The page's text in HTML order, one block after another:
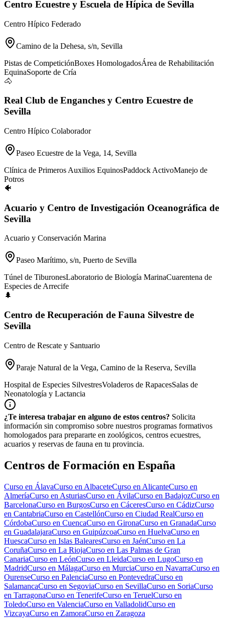
Centro Ecuestre y Escuela de Hípica de Sevilla
Centro Hípico Federado
Camino de la Dehesa, s/n, Sevilla
Pistas de CompeticiónBoxes HomologadosÁrea de Rehabilitación
EquinaSoporte de Cría
🐴
Real Club de Enganches y Centro Ecuestre de
Sevilla
Centro Hípico Colaborador
Paseo Ecuestre de la Vega, 14, Sevilla
Clínica de Primeros Auxilios EquinosPaddock ActivoManejo de
Potros
🐠
Acuario y Centro de Investigación Oceanográfica de
Sevilla
Acuario y Conservación Marina
Paseo Marítimo, s/n, Puerto de Sevilla
Túnel de TiburonesLaboratorio de Biología MarinaCuarentena de
Especies de Arrecife
🌲
Centro de Recuperación de Fauna Silvestre de
Sevilla
Centro de Rescate y Santuario
Paraje Natural de la Vega, Camino de la Reserva, Sevilla
Hospital de Especies SilvestresVoladeros de RapacesSalas de
Neonatología y Lactancia
¿Te interesa trabajar en alguno de estos centros? Solicita
información sin compromiso sobre nuestros programas formativos
homologados para prepararte en zoológicos, centros ecuestres,
acuarios y reservas de fauna en tu provincia.
Centros de Formación en España
Curso en ÁlavaCurso en AlbaceteCurso en AlicanteCurso en
AlmeríaCurso en AsturiasCurso en ÁvilaCurso en BadajozCurso en
BarcelonaCurso en BurgosCurso en CáceresCurso en CádizCurso
en CantabriaCurso en CastellónCurso en Ciudad RealCurso en
CórdobaCurso en CuencaCurso en GironaCurso en GranadaCurso
en GuadalajaraCurso en GuipúzcoaCurso en HuelvaCurso en
HuescaCurso en Islas BalearesCurso en JaénCurso en La
CoruñaCurso en La RiojaCurso en Las Palmas de Gran
CanariaCurso en LeónCurso en LleidaCurso en LugoCurso en
MadridCurso en MálagaCurso en MurciaCurso en NavarraCurso en
OurenseCurso en PalenciaCurso en PontevedraCurso en
SalamancaCurso en SegoviaCurso en SevillaCurso en SoriaCurso
en TarragonaCurso en TenerifeCurso en TeruelCurso en
ToledoCurso en ValenciaCurso en ValladolidCurso en
VizcayaCurso en ZamoraCurso en Zaragoza